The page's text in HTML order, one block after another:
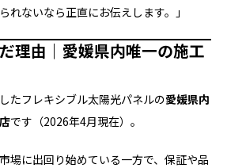
れないなら正直にお伝えします。」
理由｜愛媛県内唯一の施工
たフレキシブル太陽光パネルの愛媛県内
です（2026年4月現在）。
場に出回り始めている一方で、保証や品